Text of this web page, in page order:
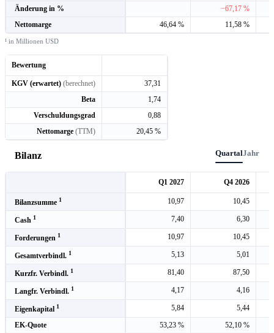
Änderung in %
−67,17 %
Nettomarge
46,64 % 11,58 %
¹ in Millionen USD
Bewertung
KGV (erwartet) (berechnet)
37,31
Beta
1,74
Verschuldungsgrad
0,88
Nettomarge (TTM) 20,45 %
Bilanz QuartalJahr
Q1 2027 Q4 2026
Bilanzsumme 1 10,97 10,45
Cash 1 7,40 6,30
Forderungen 1 10,97 10,45
Gesamtverbindl. 1 5,13 5,01
Kurzfr. Verbindl. 1 81,40 87,50
Langfr. Verbindl. 1 4,17 4,16
Eigenkapital 1 5,84
5,44
EK-Quote
53,23 % 52,10 %